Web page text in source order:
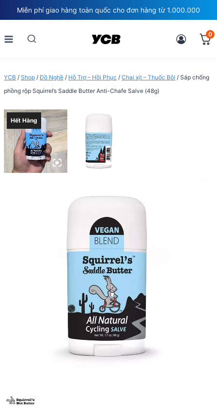
to
content
Miễn phí giao hàng toàn quốc cho đơn hàng từ 1.000.000
0
YCB / Shop /Đồ Nghề / Hỗ Trợ – Hồi Phục / Chai xịt – Thuốc Bôi / Sáp chống
phồng rộp Squirrel’s Saddle Butter Anti-Chafe Salve (48g)
Hết Hàng